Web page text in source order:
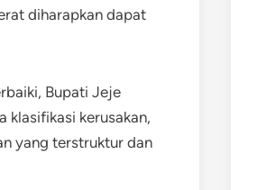
diharapkan dapat
Bupati Jeje
klasifikasi kerusakan,
yang terstruktur dan